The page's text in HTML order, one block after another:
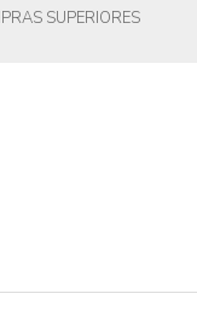
SUPERIORES